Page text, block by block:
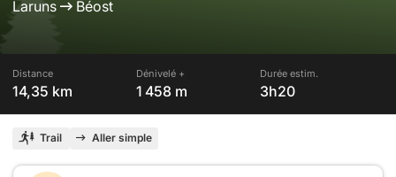
Laruns Béost
Distance
14,35 km
Dénivelé +
1 458 m
Durée estim.
3h20
Trail Aller simple